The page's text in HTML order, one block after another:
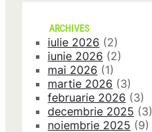
ARCHIVES
iulie 2026 (2)
iunie 2026 (2)
mai 2026 (1)
martie 2026 (3)
februarie 2026 (3)
decembrie 2025 (3)
noiembrie 2025 (9)